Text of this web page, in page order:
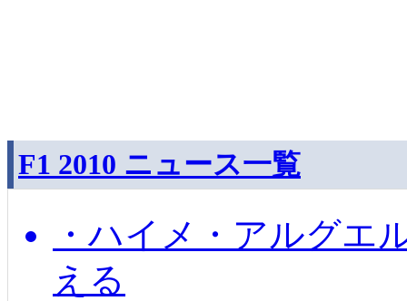
F1 2010 ニュース一覧
・ハイメ・アルグエ
える